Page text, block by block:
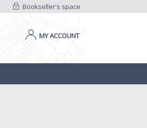
Bookseller's space
MY ACCOUNT